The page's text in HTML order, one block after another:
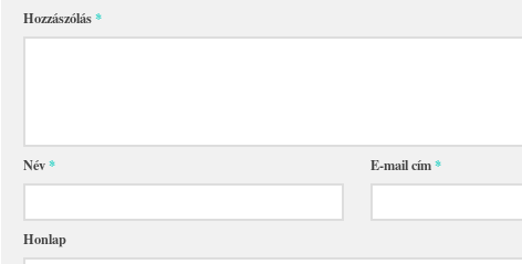
Hozzászólás*
Név* E-mail cím*
Honlap